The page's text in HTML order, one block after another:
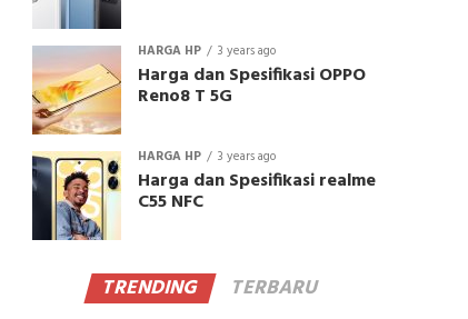
HARGA HP 3 years ago
Harga dan Spesifikasi OPPO
Reno8 T 5G
HARGA HP 3 years ago
Harga dan Spesifikasi realme
C55 NFC
TRENDING TERBARU